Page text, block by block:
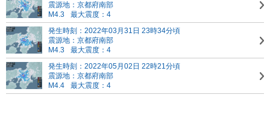
震源地：京都府南部
M4.3
最大震度：4
発生時刻：2022年03月31日 23時34分頃
震源地：京都府南部
M4.3
最大震度：4
発生時刻：2022年05月02日 22時21分頃
震源地：京都府南部
M4.4
最大震度：4